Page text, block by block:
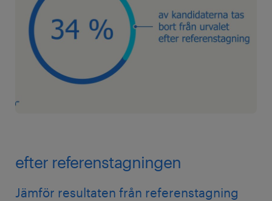
efter referenstagningen
Jämför resultaten från referenstagning